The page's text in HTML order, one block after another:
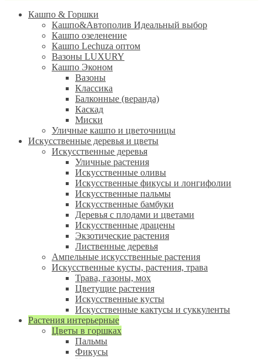
Кашпо & Горшки
Кашпо&Автополив Идеальный выбор
Кашпо озеленение
Кашпо Lechuza оптом
Вазоны LUXURY
Кашпо Эконом
Вазоны
Классика
Балконные (веранда)
Каскад
Миски
Уличные кашпо и цветочницы
Искусственные деревья и цветы
Искусственные деревья
Уличные растения
Искусственные оливы
Искусственные фикусы и лонгифолии
Искусственные пальмы
Искусственные бамбуки
Деревья с плодами и цветами
Искусственные драцены
Экзотические растения
Лиственные деревья
Ампельные искусственные растения
Искусственные кусты, растения, трава
Трава, газоны, мох
Цветущие растения
Искусственные кусты
Искусственные кактусы и суккуленты
Растения интерьерные
Цветы в горшках
Пальмы
Фикусы